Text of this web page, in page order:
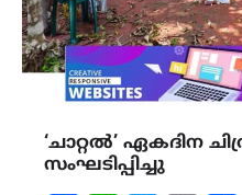
‘ചാറ്റൽ’ ഏകദിന
സംഘടിപ്പിച്ചു